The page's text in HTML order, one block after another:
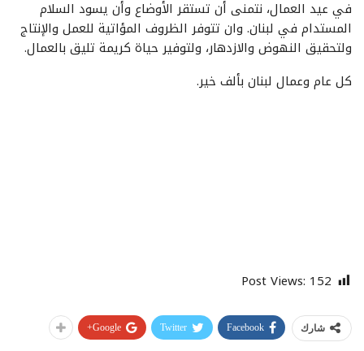
في عيد العمال، نتمنى أن تستقر الأوضاع وأن يسود السلام
المستدام في لبنان. وان تتوفر الظروف المؤاتية للعمل والإنتاج
ولتحقيق النهوض والازدهار، ولتوفير حياة كريمة تليق بالعمال.
كل عام وعمال لبنان بألف خير.
Post Views: 152
شارك Facebook
Twitter
Google+